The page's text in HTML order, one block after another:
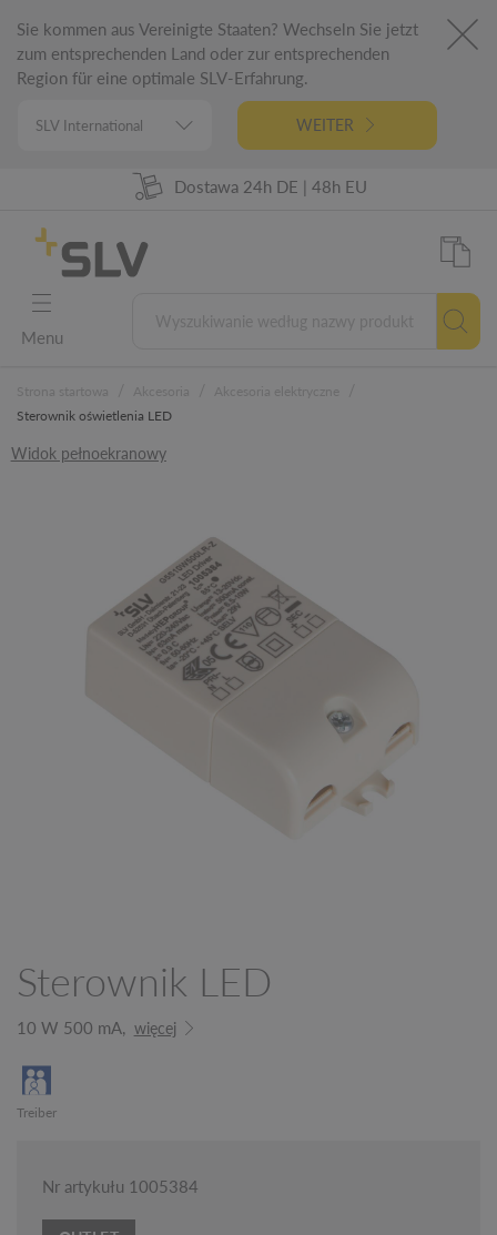
Sie kommen aus Vereinigte Staaten? Wechseln Sie jetzt
zum entsprechenden Land oder zur entsprechenden
Region für eine optimale SLV-Erfahrung.
WEITER
98% Dostępności towarów
Dostawa 24h DE | 48h EU
5 lat gwarancji
Niemiecka inżynieria
Menu
Sterownik oświetlenia LED
Widok pełnoekranowy
Sterownik LED
10 W 500 mA, więcej
Treiber
Nr artykułu 1005384